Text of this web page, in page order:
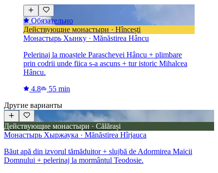
Обязательно
Действующие монастыри · Hîncești
Монастырь Хынку · Mănăstirea Hâncu
Pelerinaj la moaștele Paraschevei Hâncu + plimbare
prin codrii unde fiica s-a ascuns + tur istoric Mihalcea
Hâncu.
4.8
55 min
Другие варианты
Действующие монастыри · Călărași
Монастырь Хыржаука · Mănăstirea Hîrjauca
Băut apă din izvorul tămăduitor + slujbă de Adormirea Maicii
Domnului + pelerinaj la mormântul Teodosie.